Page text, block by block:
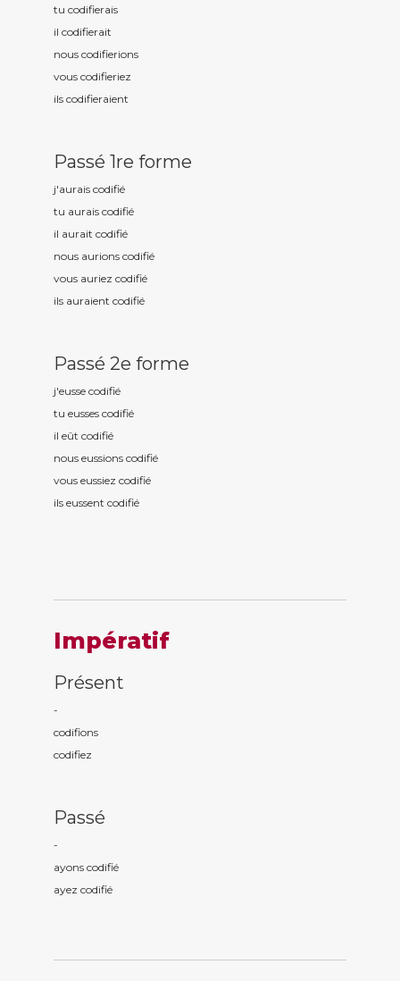
tu codifierais
il codifierait
nous codifierions
vous codifieriez
ils codifieraient
Passé 1re forme
j'aurais codifié
tu aurais codifié
il aurait codifié
nous aurions codifié
vous auriez codifié
ils auraient codifié
Passé 2e forme
j'eusse codifié
tu eusses codifié
il eût codifié
nous eussions codifié
vous eussiez codifié
ils eussent codifié
Impératif
Présent
-
codifions
codifiez
Passé
-
ayons codifié
ayez codifié